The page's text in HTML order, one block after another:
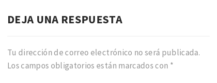
DEJA UNA RESPUESTA
Tu dirección de correo electrónico no será publicada.
Los campos obligatorios están marcados con *